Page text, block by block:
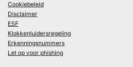
Cookiebeleid
Disclaimer
ESF
Klokkenluidersregeling
Erkenningsnummers
Let op voor phishing